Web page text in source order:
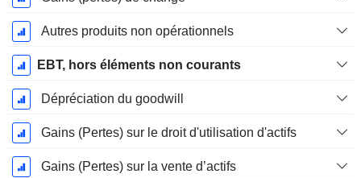
Autres produits non opérationnels
EBT, hors éléments non courants
Dépréciation du goodwill
Gains (Pertes) sur le droit d'utilisation d'actifs
Gains (Pertes) sur la vente d’actifs